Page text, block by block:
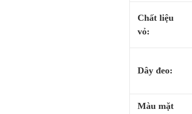
Chất liệu
vỏ:
Dây đeo:
Màu mặt